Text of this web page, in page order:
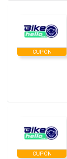
CUPÓN
CUPÓN